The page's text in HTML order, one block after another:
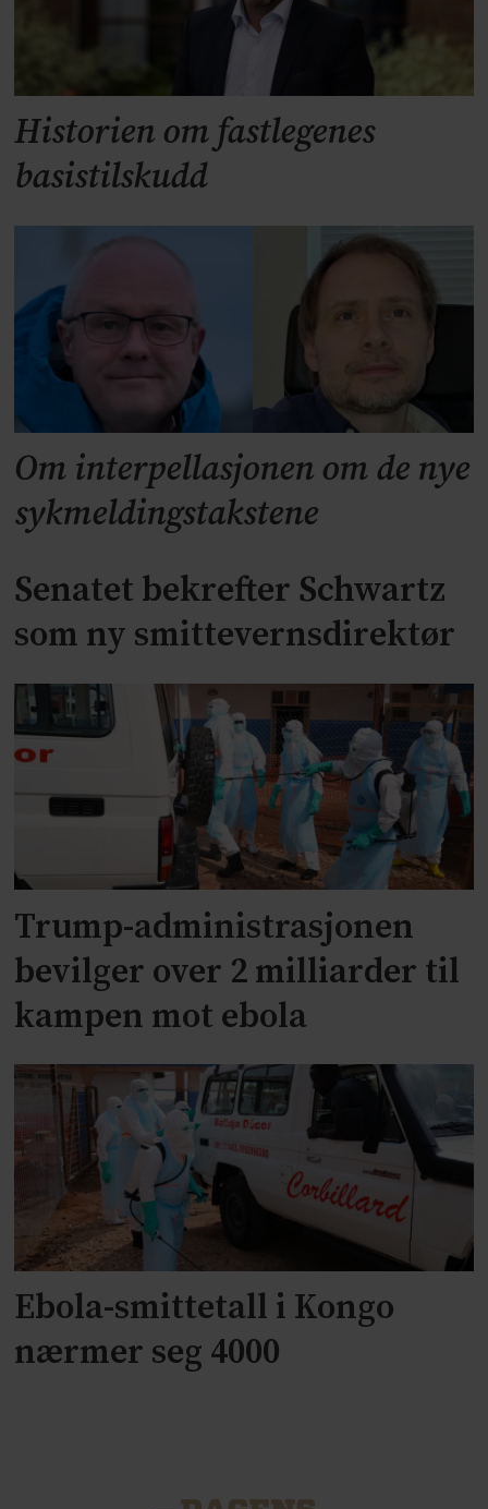
Historien om fastlegenes
basistilskudd
Om interpellasjonen om de nye
sykmeldingstakstene
Senatet bekrefter Schwartz
som ny smittevernsdirektør
Trump-administrasjonen
bevilger over 2 milliarder til
kampen mot ebola
Ebola-smittetall i Kongo
nærmer seg 4000